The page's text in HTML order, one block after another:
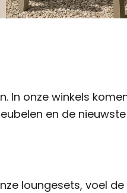
In onze winkels
en de
loungesets, voel